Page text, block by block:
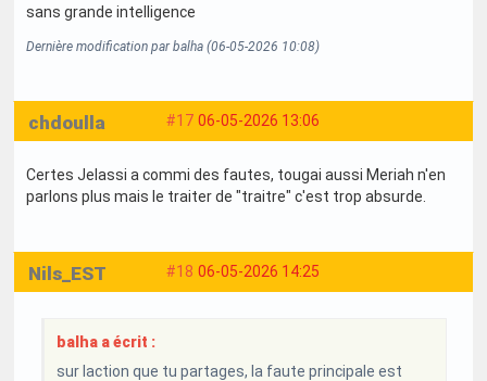
sans grande intelligence
Dernière modification par balha (06-05-2026 10:08)
#17 06-05-2026 13:06
chdoulla
Certes Jelassi a commi des fautes, tougai aussi Meriah n'en
parlons plus mais le traiter de "traitre" c'est trop absurde.
#18 06-05-2026 14:25
Nils_EST
balha a écrit :
sur laction que tu partages, la faute principale est